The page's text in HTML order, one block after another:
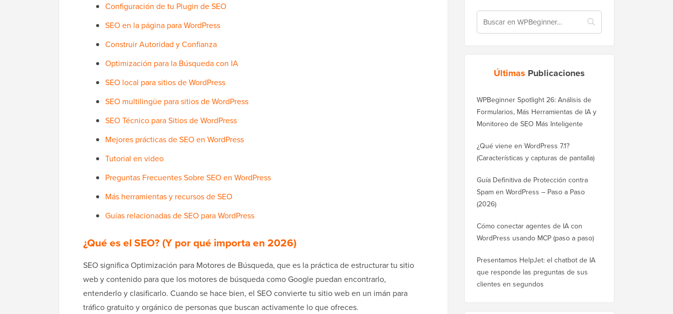
Configuración de tu Plugin de SEO
SEO en la página para WordPress
Construir Autoridad y Confianza
Optimización para la Búsqueda con IA
SEO local para sitios de WordPress
SEO multilingüe para sitios de WordPress
SEO Técnico para Sitios de WordPress
Mejores prácticas de SEO en WordPress
Tutorial en video
Preguntas Frecuentes Sobre SEO en WordPress
Más herramientas y recursos de SEO
Guías relacionadas de SEO para WordPress
¿Qué es el SEO? (Y por qué importa en 2026)
SEO significa Optimización para Motores de Búsqueda, que es la práctica de estructurar tu sitio
web y contenido para que los motores de búsqueda como Google puedan encontrarlo,
entenderlo y clasificarlo. Cuando se hace bien, el SEO convierte tu sitio web en un imán para
tráfico gratuito y orgánico de personas que buscan activamente lo que ofreces.
Últimas Publicaciones
WPBeginner Spotlight 26: Análisis de
Formularios, Más Herramientas de IA y
Monitoreo de SEO Más Inteligente
¿Qué viene en WordPress 7.1?
(Características y capturas de pantalla)
Guía Definitiva de Protección contra
Spam en WordPress – Paso a Paso
(2026)
Cómo conectar agentes de IA con
WordPress usando MCP (paso a paso)
Presentamos HelpJet: el chatbot de IA
que responde las preguntas de sus
clientes en segundos